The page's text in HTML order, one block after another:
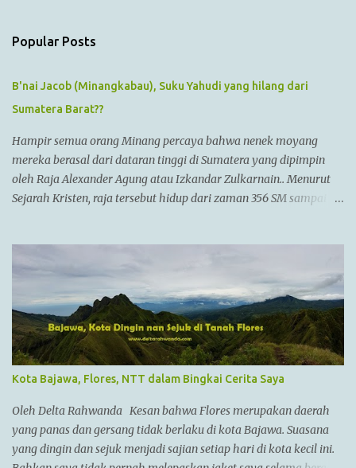
s
Popular Posts
B'nai Jacob (Minangkabau), Suku Yahudi yang hilang dari
Sumatera Barat??
Hampir semua orang Minang percaya bahwa nenek moyang
mereka berasal dari dataran tinggi di Sumatera yang dipimpin
oleh Raja Alexander Agung atau Izkandar Zulkarnain.. Menurut
Sejarah Kristen, raja tersebut hidup dari zaman 356 SM sampai
setiap pertempuran. Di zamannya, dia sudah menguasai
kebanyakan daerah yang sudah dikenal. Ayahnya adalah Philip II
yang menyatukan kebanyakan kota2 di dataran utama Yunani
dalam kepemerintahan Macedonian dalam sebuah Negara
federasi yang disebut Persatuan Corinth (League of Corinth) Raja
Alexander menguasai daerah2 termasuk
Anatolia,Syria,Phoenicia,Judea,Gaza,Mesir Bactria,Mesopotamia
(Irak),dan dia memperluas batas2 imperiumnya sejauh
Punjab,India. Menurut AlQuran, Zulkarnain juga sempat
mengunjungi China dan membantu membangun Tembok Besar
Kota Bajawa, Flores, NTT dalam Bingkai Cerita Saya
Oleh Delta Rahwanda Kesan bahwa Flores merupakan daerah
yang panas dan gersang tidak berlaku di kota Bajawa. Suasana
yang dingin dan sejuk menjadi sajian setiap hari di kota kecil ini.